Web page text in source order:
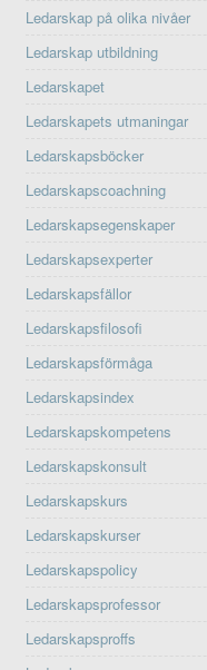
Ledarskap på olika nivåer
Ledarskap utbildning
Ledarskapet
Ledarskapets utmaningar
Ledarskapsböcker
Ledarskapscoachning
Ledarskapsegenskaper
Ledarskapsexperter
Ledarskapsfällor
Ledarskapsfilosofi
Ledarskapsförmåga
Ledarskapsindex
Ledarskapskompetens
Ledarskapskonsult
Ledarskapskurs
Ledarskapskurser
Ledarskapspolicy
Ledarskapsprofessor
Ledarskapsproffs